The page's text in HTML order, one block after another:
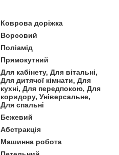
Коврова доріжка
Ворсовий
Поліамід
Прямокутний
Для кабінету, Для вітальні,
Для дитячої кімнати, Для
кухні, Для передпокою, Для
коридору, Універсальне,
Для спальні
Бежевий
Абстракція
Машинна робота